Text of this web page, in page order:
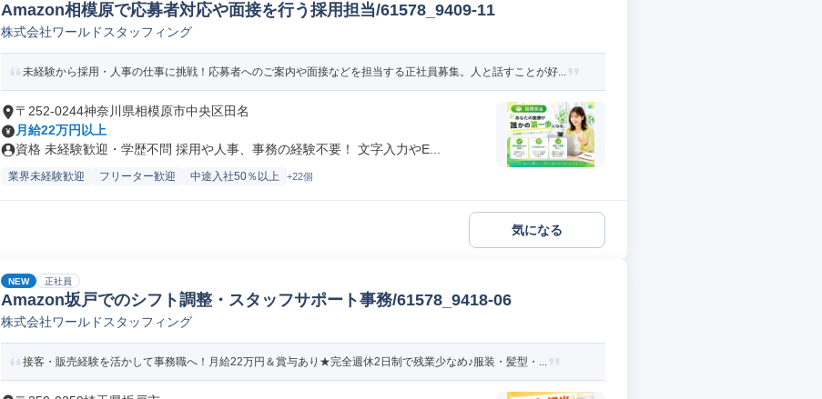
Amazon相模原で応募者対応や面接を行う採用担当/61578_9409-11
株式会社ワールドスタッフィング
未経験から採用・人事の仕事に挑戦！応募者へのご案内や面接などを担当する正社員募集。人と話すことが好...
〒252-0244神奈川県相模原市中央区田名
月給22万円以上
資格 未経験歓迎・学歴不問 採用や人事、事務の経験不要！ 文字入力やE...
業界未経験歓迎 フリーター歓迎 中途入社50％以上 +22個
気になる
NEW 正社員
Amazon坂戸でのシフト調整・スタッフサポート事務/61578_9418-06
株式会社ワールドスタッフィング
接客・販売経験を活かして事務職へ！月給22万円＆賞与あり★完全週休2日制で残業少なめ♪服装・髪型・...